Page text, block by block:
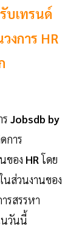
บเทรนด์
งการ HR
Jobsdb by
การ
ของ HRโดย
นส่วนงานของ
รสรรหา
นวันนี้